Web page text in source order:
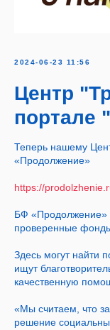
2024-06-23 11:56
Центр
портале
Теперь нашему
«Продолжение»
https://
БФ «Продолжение»
проверенные
Здесь могут найти
ищут
качественную
«Мы считаем, что
решение